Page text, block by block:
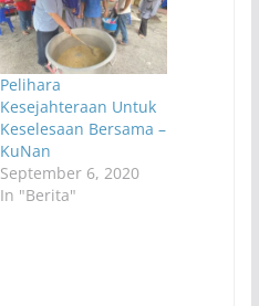
Pelihara
Kesejahteraan Untuk
Keselesaan Bersama –
KuNan
September 6, 2020
In "Berita"